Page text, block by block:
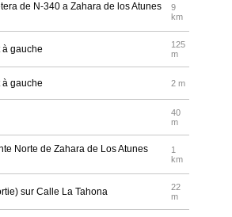
de N-340 a Zahara de los Atunes
9
km
à gauche
125
m
à gauche 2 m
40
m
Norte de Zahara de Los Atunes
1
km
sur Calle La Tahona
22
m